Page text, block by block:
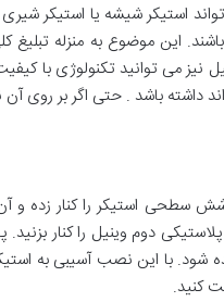
استیکر شیشه یا استیکر
این موضوع به منزله تبلیغ
می توانید تکنولوژی با
داشته باشد . حتی اگر بر
سطحی استیکر را کنار زده و آن
شود. با این نصب آسیبی به
کنید.